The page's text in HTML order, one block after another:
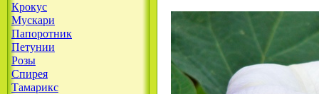
Крокус
Мускари
Папоротник
Петунии
Розы
Спирея
Тамарикс